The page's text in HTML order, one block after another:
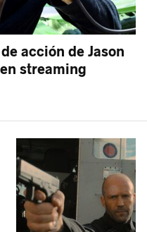
acción de Jason
streaming